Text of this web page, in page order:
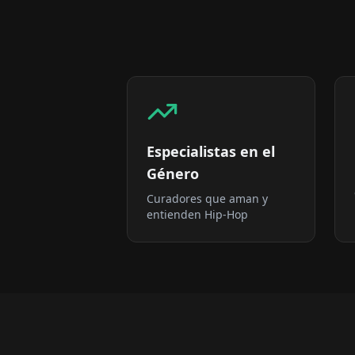
Especialistas en el
Género
Curadores que aman y
entienden Hip-Hop